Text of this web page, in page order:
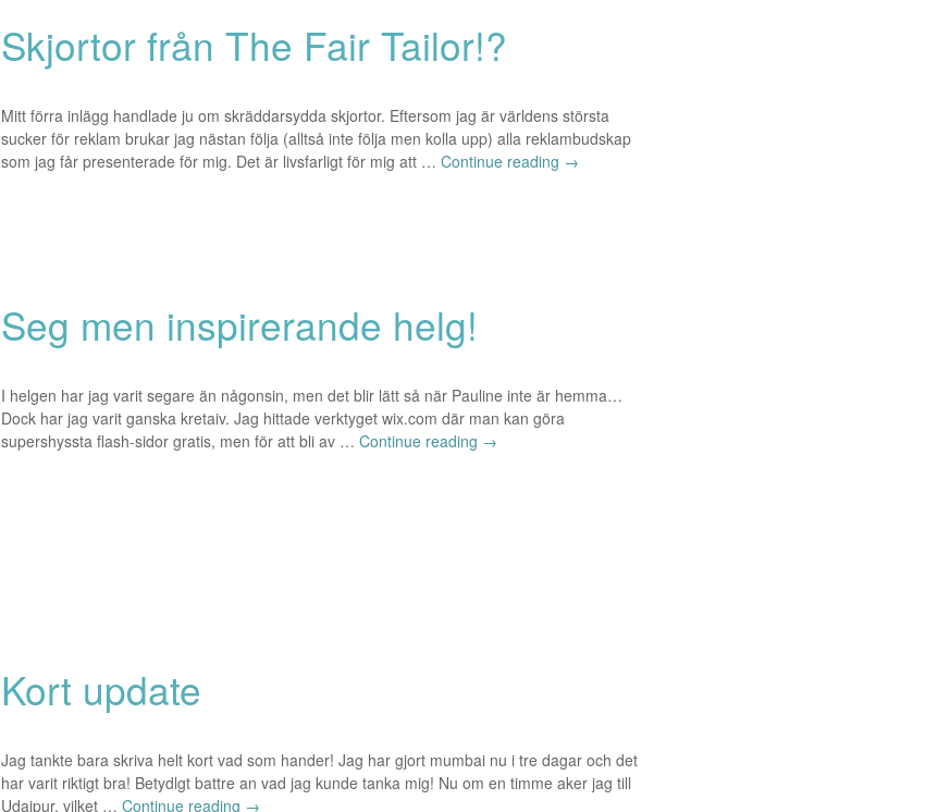
Skjortor från The Fair Tailor!?
Mitt förra inlägg handlade ju om skräddarsydda skjortor. Eftersom jag är världens största
sucker för reklam brukar jag nästan följa (alltså inte följa men kolla upp) alla reklambudskap
som jag får presenterade för mig. Det är livsfarligt för mig att … Continue reading →
Seg men inspirerande helg!
I helgen har jag varit segare än någonsin, men det blir lätt så när Pauline inte är hemma…
Dock har jag varit ganska kretaiv. Jag hittade verktyget wix.com där man kan göra
supershyssta flash-sidor gratis, men för att bli av … Continue reading →
Kort update
Jag tankte bara skriva helt kort vad som hander! Jag har gjort mumbai nu i tre dagar och det
har varit riktigt bra! Betydlgt battre an vad jag kunde tanka mig! Nu om en timme aker jag till
Udaipur, vilket … Continue reading →